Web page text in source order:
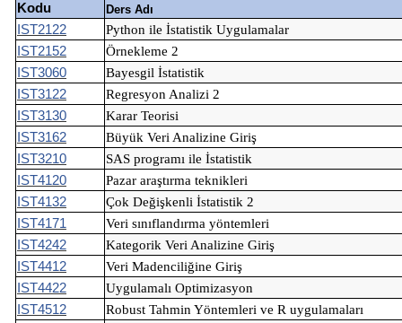
Kodu
Ders Adı
IST2122
Python ile İstatistik Uygulamalar
IST2152
Örnekleme 2
IST3060
Bayesgil İstatistik
IST3122
Regresyon Analizi 2
IST3130
Karar Teorisi
IST3162
Büyük Veri Analizine Giriş
IST3210
SAS programı ile İstatistik
IST4120
Pazar araştırma teknikleri
IST4132
Çok Değişkenli İstatistik 2
IST4171
Veri sınıflandırma yöntemleri
IST4242
Kategorik Veri Analizine Giriş
IST4412
Veri Madenciliğine Giriş
IST4422
Uygulamalı Optimizasyon
IST4512
Robust Tahmin Yöntemleri ve R uygulamaları